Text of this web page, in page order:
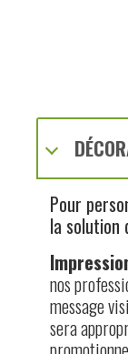
Pour
la solution
nos
message
sera